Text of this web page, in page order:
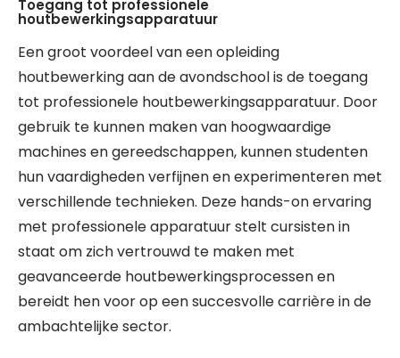
Toegang tot professionele
houtbewerkingsapparatuur
Een groot voordeel van een opleiding
houtbewerking aan de avondschool is de toegang
tot professionele houtbewerkingsapparatuur. Door
gebruik te kunnen maken van hoogwaardige
machines en gereedschappen, kunnen studenten
hun vaardigheden verfijnen en experimenteren met
verschillende technieken. Deze hands-on ervaring
met professionele apparatuur stelt cursisten in
staat om zich vertrouwd te maken met
geavanceerde houtbewerkingsprocessen en
bereidt hen voor op een succesvolle carrière in de
ambachtelijke sector.